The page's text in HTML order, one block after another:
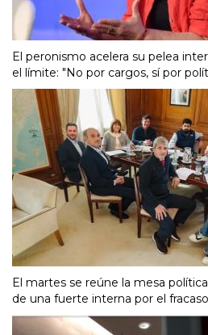
El peronismo acelera su pelea
el límite: "No por cargos, sí por
El martes se reúne la mesa
de una fuerte interna por el